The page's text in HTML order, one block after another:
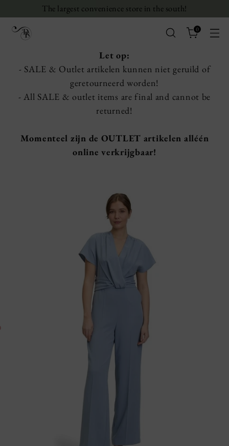
The largest convenience store in the south!
0
Let op:
- SALE & Outlet artikelen kunnen niet geruild of
geretourneerd worden!
- All SALE & outlet items are final and cannot be
returned!
Momenteel zijn de OUTLET artikelen alléén
online verkrijgbaar!